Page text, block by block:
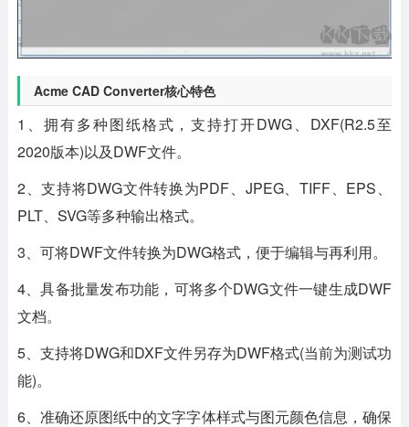
Acme CAD Converter核心特色
1、拥有多种图纸格式，支持打开DWG、DXF(R2.5至
2020版本)以及DWF文件。
2、支持将DWG文件转换为PDF、JPEG、TIFF、EPS、
PLT、SVG等多种输出格式。
3、可将DWF文件转换为DWG格式，便于编辑与再利用。
4、具备批量发布功能，可将多个DWG文件一键生成DWF
文档。
5、支持将DWG和DXF文件另存为DWF格式(当前为测试功
能)。
6、准确还原图纸中的文字字体样式与图元颜色信息，确保